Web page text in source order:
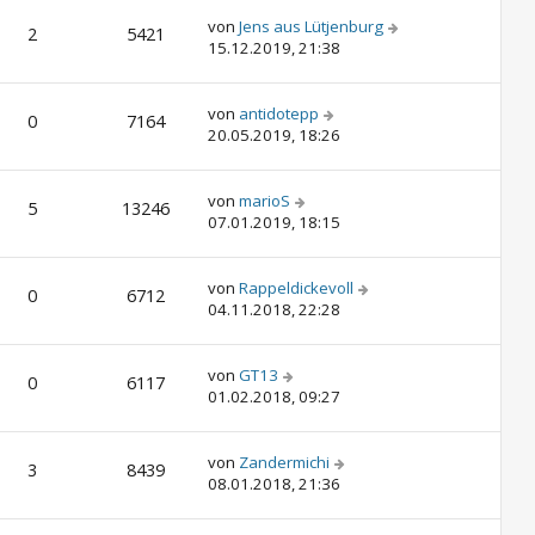
2 5421 von Jens aus Lütjenburg
15.12.2019, 21:38
0 7164 von antidotepp
20.05.2019, 18:26
5 13246 von marioS
07.01.2019, 18:15
0 6712 von Rappeldickevoll
04.11.2018, 22:28
0 6117 von GT13
01.02.2018, 09:27
3 8439 von Zandermichi
08.01.2018, 21:36